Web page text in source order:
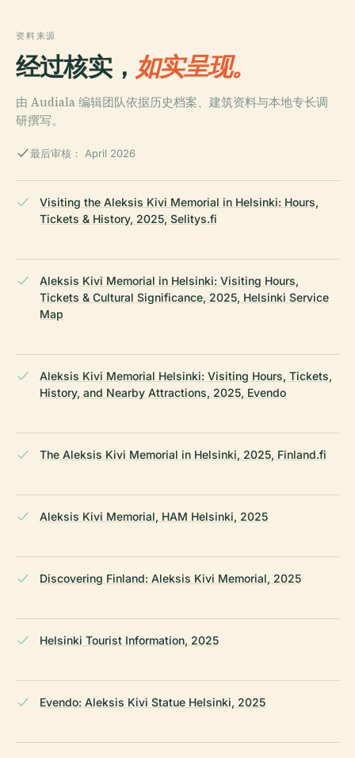
资料来源
经过核实， 如实呈现。
由 Audiala 编辑团队依据历史档案、建筑资料与本地专长调
研撰写。
最后审核： April 2026
Visiting the Aleksis Kivi Memorial in Helsinki: Hours,
Tickets & History, 2025, Selitys.fi
Aleksis Kivi Memorial in Helsinki: Visiting Hours,
Tickets & Cultural Significance, 2025, Helsinki Service
Map
Aleksis Kivi Memorial Helsinki: Visiting Hours, Tickets,
History, and Nearby Attractions, 2025, Evendo
The Aleksis Kivi Memorial in Helsinki, 2025, Finland.fi
Aleksis Kivi Memorial, HAM Helsinki, 2025
Discovering Finland: Aleksis Kivi Memorial, 2025
Helsinki Tourist Information, 2025
Evendo: Aleksis Kivi Statue Helsinki, 2025